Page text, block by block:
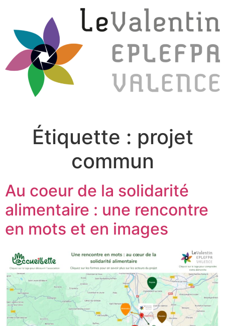
Étiquette : projet
commun
Au coeur de la solidarité
alimentaire : une rencontre
en mots et en images